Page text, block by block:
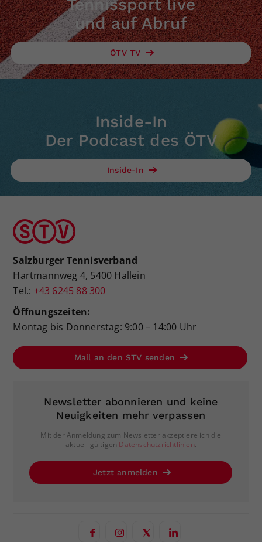
Tennissport live
und auf Abruf
ÖTV TV
Inside-In
Der Podcast des ÖTV
Inside-In
Salzburger Tennisverband
Hartmannweg 4, 5400 Hallein
Tel.: +43 6245 88 300
Öffnungszeiten:
Montag bis Donnerstag: 9:00 – 14:00 Uhr
Mail an den STV senden
Newsletter abonnieren und keine
Neuigkeiten mehr verpassen
Mit der Anmeldung zum Newsletter akzeptiere ich die
aktuell gültigen Datenschutzrichtlinien.
Jetzt anmelden